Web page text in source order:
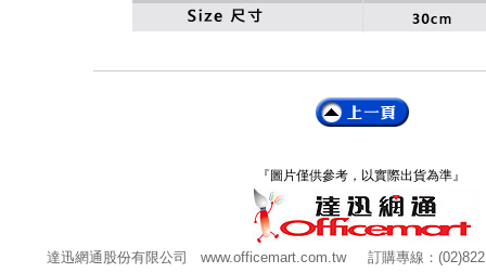
『圖片僅供參考，以實際出貨為準』
達迅網通股份有限公司 www.officemart.com.tw訂購專線：